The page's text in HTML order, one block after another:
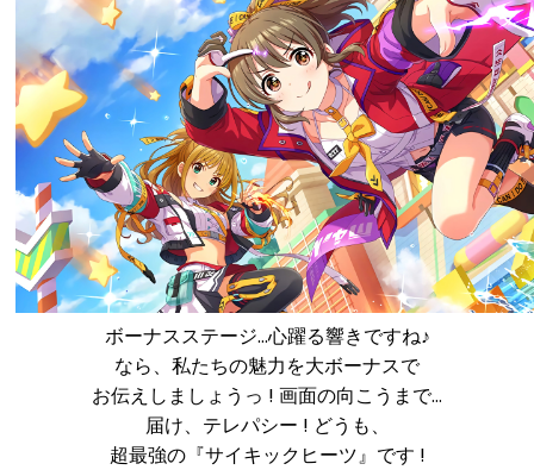
ボーナスステージ…心躍る響きですね♪
なら、私たちの魅力を大ボーナスで
お伝えしましょうっ ! 画面の向こうまで…
届け、テレパシー ! どうも、
超最強の『サイキックヒーツ』です !